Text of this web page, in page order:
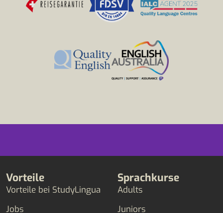
Vorteile
Vorteile bei StudyLingua
Jobs
Sprachkurse
Adults
Juniors